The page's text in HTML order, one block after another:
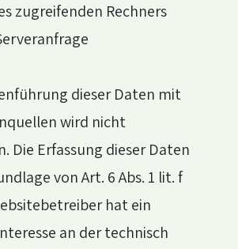
zugreifenden Rechners
dieser Daten mit
wird nicht
Die Erfassung dieser Daten
von Art. 6 Abs. 1 lit. f
hat ein
an der technisch